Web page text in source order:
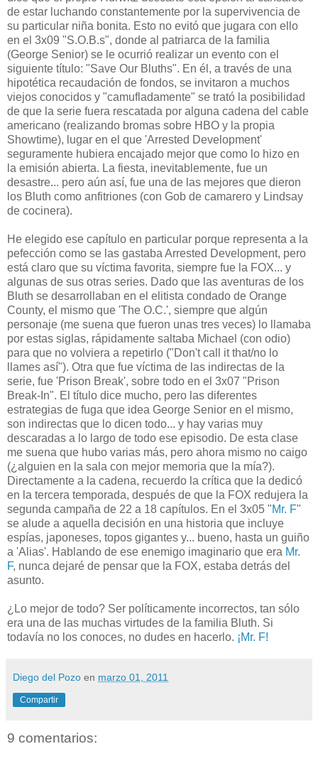
de estar luchando constantemente por la supervivencia de
su particular niña bonita. Esto no evitó que jugara con ello
en el 3x09 "S.O.B.s", donde al patriarca de la familia
(George Senior) se le ocurrió realizar un evento con el
siguiente título: "Save Our Bluths". En él, a través de una
hipotética recaudación de fondos, se invitaron a muchos
viejos conocidos y "camufladamente" se trató la posibilidad
de que la serie fuera rescatada por alguna cadena del cable
americano (realizando bromas sobre HBO y la propia
Showtime), lugar en el que 'Arrested Development'
seguramente hubiera encajado mejor que como lo hizo en
la emisión abierta. La fiesta, inevitablemente, fue un
desastre... pero aún así, fue una de las mejores que dieron
los Bluth como anfitriones (con Gob de camarero y Lindsay
de cocinera).
He elegido ese capítulo en particular porque representa a la
pefección como se las gastaba Arrested Development, pero
está claro que su víctima favorita, siempre fue la FOX... y
algunas de sus otras series. Dado que las aventuras de los
Bluth se desarrollaban en el elitista condado de Orange
County, el mismo que 'The O.C.', siempre que algún
personaje (me suena que fueron unas tres veces) lo llamaba
por estas siglas, rápidamente saltaba Michael (con odio)
para que no volviera a repetirlo ("Don't call it that/no lo
llames así"). Otra que fue víctima de las indirectas de la
serie, fue 'Prison Break', sobre todo en el 3x07 "Prison
Break-In". El título dice mucho, pero las diferentes
estrategias de fuga que idea George Senior en el mismo,
son indirectas que lo dicen todo... y hay varias muy
descaradas a lo largo de todo ese episodio. De esta clase
me suena que hubo varias más, pero ahora mismo no caigo
(¿alguien en la sala con mejor memoria que la mía?).
Directamente a la cadena, recuerdo la crítica que la dedicó
en la tercera temporada, después de que la FOX redujera la
segunda campaña de 22 a 18 capítulos. En el 3x05 "Mr. F"
se alude a aquella decisión en una historia que incluye
espías, japoneses, topos gigantes y... bueno, hasta un guiño
a 'Alias'. Hablando de ese enemigo imaginario que era Mr.
F, nunca dejaré de pensar que la FOX, estaba detrás del
asunto.
¿Lo mejor de todo? Ser políticamente incorrectos, tan sólo
era una de las muchas virtudes de la familia Bluth. Si
todavía no los conoces, no dudes en hacerlo. ¡Mr. F!
Diego del Pozo en marzo 01, 2011
Compartir
9 comentarios: